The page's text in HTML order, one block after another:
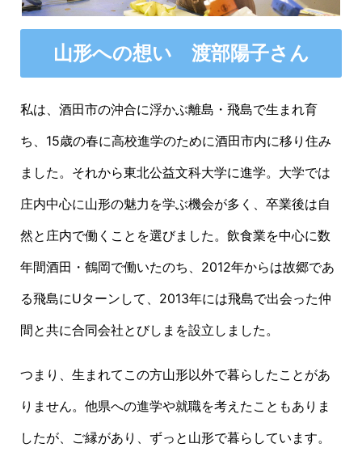
山形への想い 渡部陽子さん
私は、酒田市の沖合に浮かぶ離島・飛島で生まれ育
ち、15歳の春に高校進学のために酒田市内に移り住み
ました。それから東北公益文科大学に進学。大学では
庄内中心に山形の魅力を学ぶ機会が多く、卒業後は自
然と庄内で働くことを選びました。飲食業を中心に数
年間酒田・鶴岡で働いたのち、2012年からは故郷であ
る飛島にUターンして、2013年には飛島で出会った仲
間と共に合同会社とびしまを設立しました。
つまり、生まれてこの方山形以外で暮らしたことがあ
りません。他県への進学や就職を考えたこともありま
したが、ご縁があり、ずっと山形で暮らしています。